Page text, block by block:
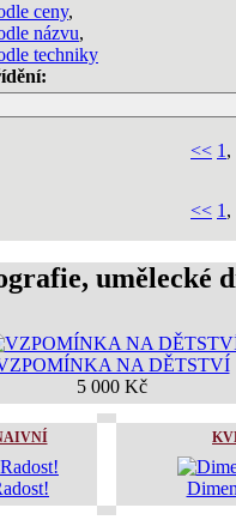
ceny,
názvu,
techniky
<< 1 ,
<< 1 ,
umělecké
NA DĚTSTVÍ
5 000 Kč